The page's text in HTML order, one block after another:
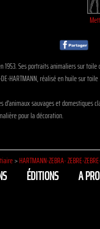
Ses portraits animaliers sur
HARTMANN, réalisé en huile sur toile
sauvages et domestiques
pour la décoration.
>HARTMANN-ZEBRA- ZEBRE-
ÉDITIONS A